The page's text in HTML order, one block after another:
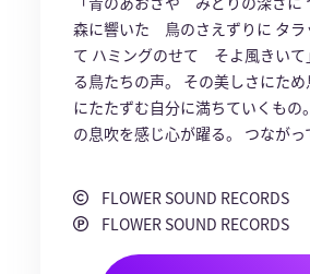
森に響いた 鳥のさえずりに タ
て ハミングのせて そよ風きいて
る鳥たちの声。 その美しさにた
にたたずむ自分に満ちていくもの
の息吹を感じ心が躍る。 つながっ
FLOWER SOUND RECORDS
FLOWER SOUND RECORDS